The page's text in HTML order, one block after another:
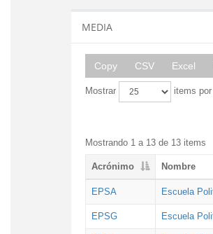
MEDIA
Copy CSV Excel
Mostrar items
Mostrando 1 a 13 de 13 items
Acrónimo Nombre
EPSA Escuela
EPSG Escuela